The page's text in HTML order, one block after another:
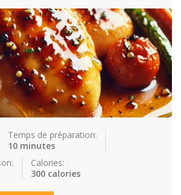
Temps de préparation:
10 minutes
Calories:
300 calories